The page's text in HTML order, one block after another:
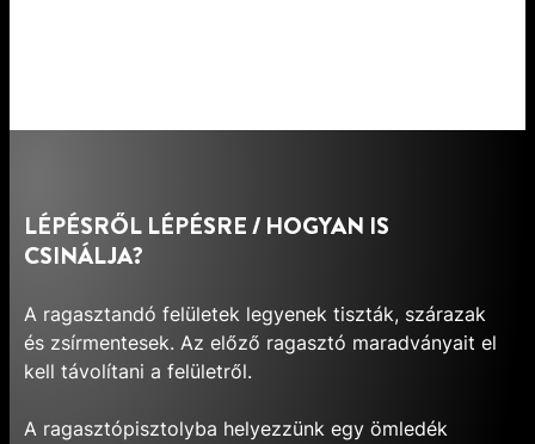
LÉPÉSRŐL LÉPÉSRE / HOGYAN IS
CSINÁLJA?
A ragasztandó felületek legyenek tiszták, szárazak
és zsírmentesek. Az előző ragasztó maradványait el
kell távolítani a felületről.
A ragasztópisztolyba helyezzünk egy ömledék